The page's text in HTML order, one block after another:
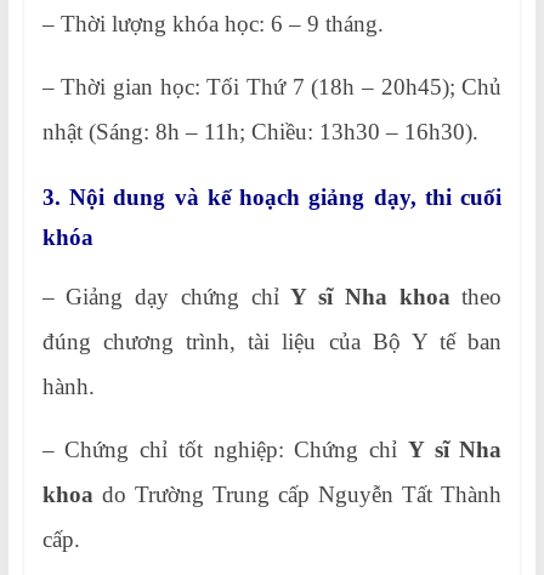
– Thời lượng khóa học: 6 – 9 tháng.
– Thời gian học: Tối Thứ 7 (18h – 20h45); Chủ
nhật (Sáng: 8h – 11h; Chiều: 13h30 – 16h30).
3. Nội dung và kế hoạch giảng dạy, thi cuối
khóa
– Giảng dạy chứng chỉY sĩ Nha khoa theo
đúng chương trình, tài liệu của Bộ Y tế ban
hành.
– Chứng chỉ tốt nghiệp: Chứng chỉ Y sĩ Nha
khoa do Trường Trung cấp Nguyễn Tất Thành
cấp.